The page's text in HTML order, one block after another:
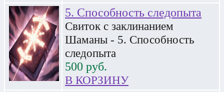
5. Способность следопыта
Свиток с заклинанием
Шаманы - 5. Способность
следопыта
500 руб.
В КОРЗИНУ